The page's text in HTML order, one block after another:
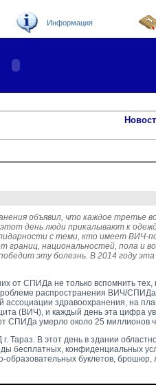
Информация
объявил, что каждое третье
день люди прикалывают к
с теми, кто имеет ВИЧ-
национальностей, пола и
эту болезнь. В 2014 году
от СПИДа не только вспомнить
распространения ВИЧ/
здравоохранения, на
(ВИЧ), и каждый день эта цифра
СПИДа умерло около 25 миллионов
В этот день в здании
бесплатных, конфиденциальных
буклетов, брошюр,